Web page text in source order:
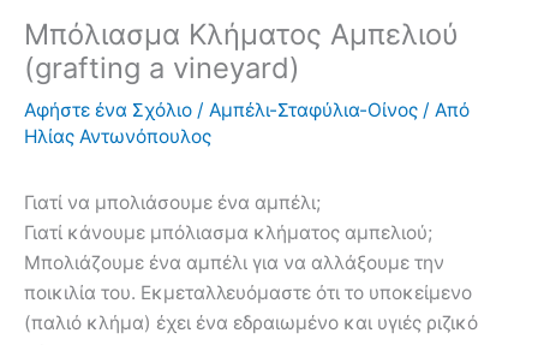
Μπόλιασμα Κλήματος Αμπελιού
(grafting a vineyard)
Αφήστε ένα Σχόλιο / Αμπέλι-Σταφύλια-Οίνος / Από
Ηλίας Αντωνόπουλος
Γιατί να μπολιάσουμε ένα αμπέλι;
Γιατί κάνουμε μπόλιασμα κλήματος αμπελιού;
Μπολιάζουμε ένα αμπέλι για να αλλάξουμε την
ποικιλία του. Εκμεταλλευόμαστε ότι το υποκείμενο
(παλιό κλήμα) έχει ένα εδραιωμένο και υγιές ριζικό